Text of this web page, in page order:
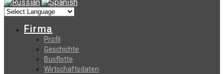
Firma
Profil
Geschichte
Busflotte
Wirtschaftsdaten